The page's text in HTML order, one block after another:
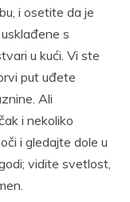
i osetite da je
s
u kući. Vi ste
put uđete
Ali
i nekoliko
i gledajte dole u
vidite svetlost,